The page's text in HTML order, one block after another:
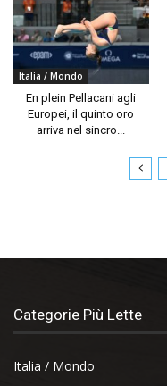
Italia / Mondo
En plein Pellacani agli
Europei, il quinto oro
arriva nel sincro...
Categorie Più Lette
Italia / Mondo